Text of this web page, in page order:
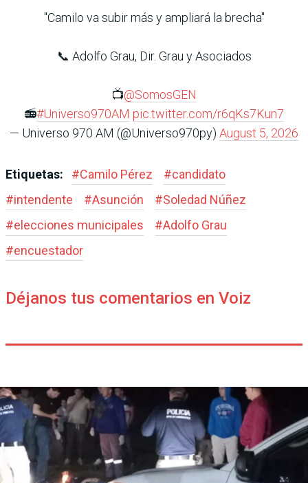
"Camilo va subir más y ampliará la brecha"
📞 Adolfo Grau, Dir. Grau y Asociados
📺@SomosGEN
📻#Universo970AM pic.twitter.com/r6qKs7Kun7
— Universo 970 AM (@Universo970py) August 5, 2026
Etiquetas: #Camilo Pérez #candidato
#intendente #Asunción #Soledad Núñez
#elecciones municipales #Adolfo Grau
#encuestador
Déjanos tus comentarios en Voiz